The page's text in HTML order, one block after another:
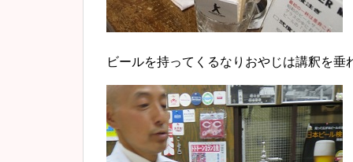
ビールを持ってくるなりおやじは講釈を垂